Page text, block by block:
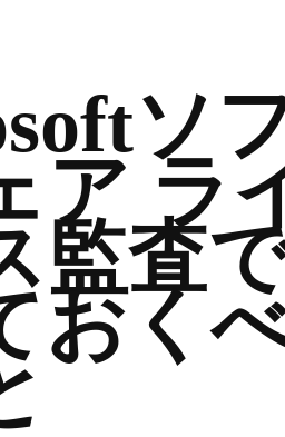
ソ
ア ラ
監査
おく